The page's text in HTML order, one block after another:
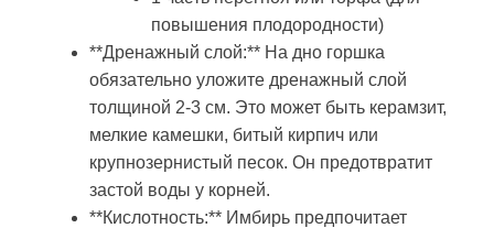
повышения плодородности)
**Дренажный слой:** На дно горшка
обязательно уложите дренажный слой
толщиной 2-3 см. Это может быть керамзит,
мелкие камешки, битый кирпич или
крупнозернистый песок. Он предотвратит
застой воды у корней.
**Кислотность:** Имбирь предпочитает